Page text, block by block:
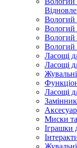
Вологий
Вологий
Вологий
Вологий
Ласощі
Ласощі
Ласощі
Миски та
Іграшки